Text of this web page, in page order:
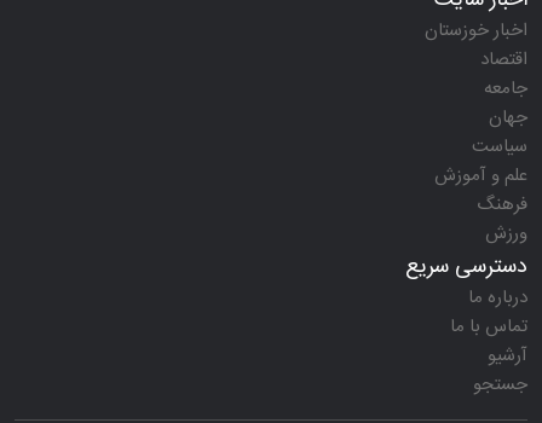
اخبار خوزستان
اقتصاد
جامعه
جهان
سیاست
علم و آموزش
فرهنگ
ورزش
دسترسی سریع
درباره ما
تماس با ما
آرشیو
جستجو